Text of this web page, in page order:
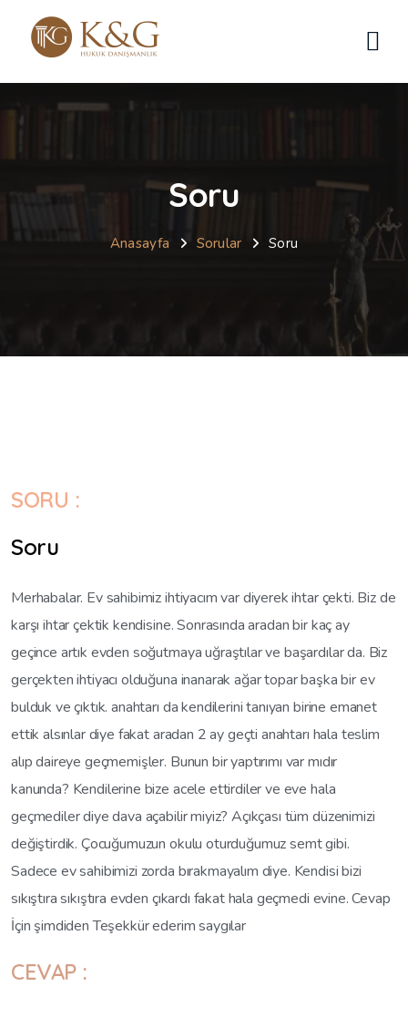
Soru
Anasayfa Sorular Soru
SORU :
Soru
Merhabalar. Ev sahibimiz ihtiyacım var diyerek ihtar çekti. Biz de
karşı ihtar çektik kendisine. Sonrasında aradan bir kaç ay
geçince artık evden soğutmaya uğraştılar ve başardılar da. Biz
gerçekten ihtiyacı olduğuna inanarak ağar topar başka bir ev
bulduk ve çıktık. anahtarı da kendilerini tanıyan birine emanet
ettik alsınlar diye fakat aradan 2 ay geçti anahtarı hala teslim
alıp daireye geçmemişler. Bunun bir yaptırımı var mıdır
kanunda? Kendilerine bize acele ettirdiler ve eve hala
geçmediler diye dava açabilir miyiz? Açıkçası tüm düzenimizi
değiştirdik. Çocuğumuzun okulu oturduğumuz semt gibi.
Sadece ev sahibimizi zorda bırakmayalım diye. Kendisi bizi
sıkıştıra sıkıştıra evden çıkardı fakat hala geçmedi evine. Cevap
İçin şimdiden Teşekkür ederim saygılar
CEVAP :